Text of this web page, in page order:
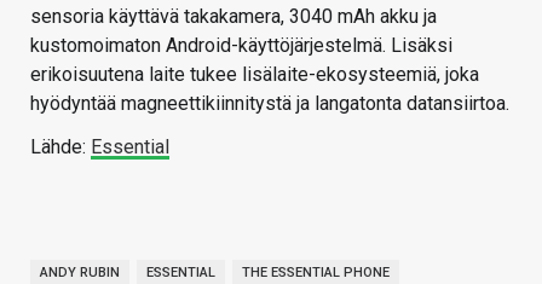
sensoria käyttävä takakamera, 3040 mAh akku ja
kustomoimaton Android-käyttöjärjestelmä. Lisäksi
erikoisuutena laite tukee lisälaite-ekosysteemiä, joka
hyödyntää magneettikiinnitystä ja langatonta datansiirtoa.
Lähde: Essential
ANDY RUBIN ESSENTIAL THE ESSENTIAL PHONE